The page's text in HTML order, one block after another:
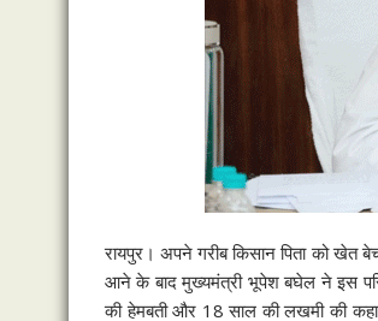
रायपुर। अपने गरीब किसान पिता को खेत
आने के बाद मुख्यमंत्री भूपेश बघेल ने इस
की हेमबती और 18 साल की लखमी की